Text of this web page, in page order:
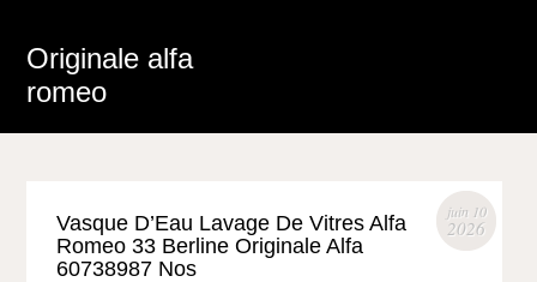
Originale alfa
romeo
juin 10
2026
Vasque D’Eau Lavage De Vitres Alfa
Romeo 33 Berline Originale Alfa
60738987 Nos